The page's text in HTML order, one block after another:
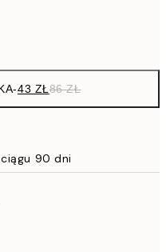
-43 ZŁ 86 ZŁ
90 dni